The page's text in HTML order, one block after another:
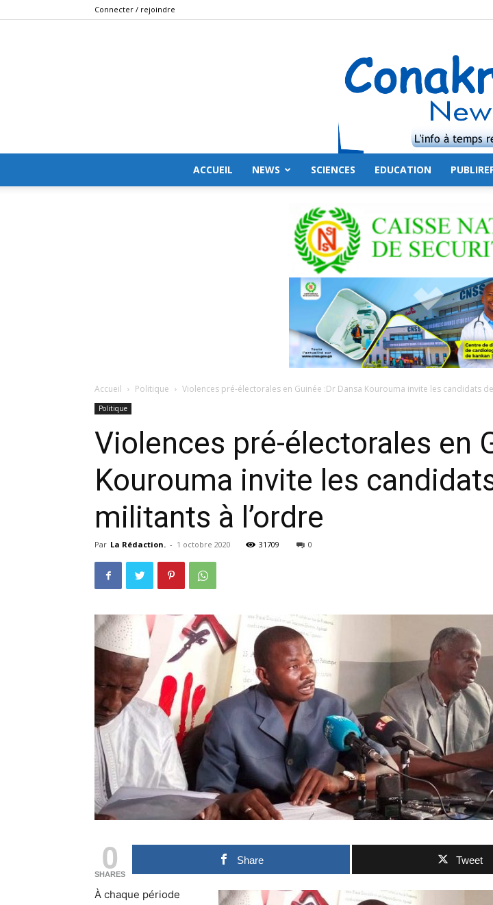
Connecter / rejoindre
ACCUEIL NEWS SCIENCES EDUCATION
Accueil Politique Violences pré-électorales en Guinée :Dr Dansa Kourouma invite les candidats
Politique
Violences pré-électorales en
Kourouma invite les
militants à l’ordre
Par La Rédaction. - 1 octobre 2020 31709 0
0
SHARES
Share Tweet
À chaque période